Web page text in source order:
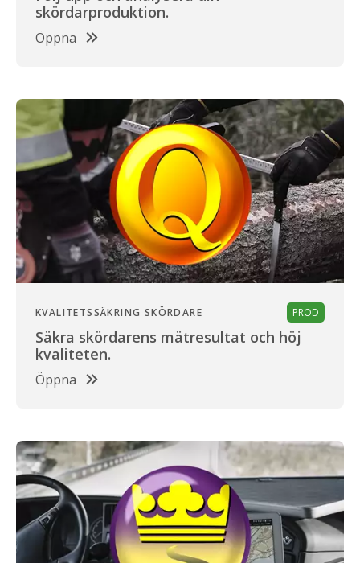
skördarproduktion.
Öppna
KVALITETSSÄKRING SKÖRDARE PROD
Säkra skördarens mätresultat och höj
kvaliteten.
Öppna